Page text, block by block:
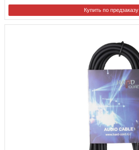
Купить по предзаказу